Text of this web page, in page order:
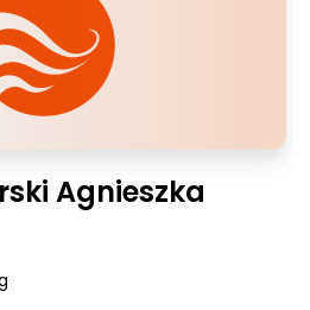
Agnieszka